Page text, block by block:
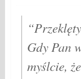
Gdy Pan
myślcie,